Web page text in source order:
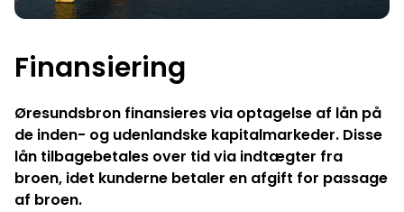
Finansiering
Øresundsbron finansieres via optagelse af lån på
de inden- og udenlandske kapitalmarkeder. Disse
lån tilbagebetales over tid via indtægter fra
broen, idet kunderne betaler en afgift for passage
af broen.